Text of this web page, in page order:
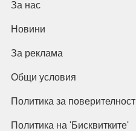
За нас
Новини
За реклама
Общи условия
Политика за поверителност
Политика на 'Бисквитките'